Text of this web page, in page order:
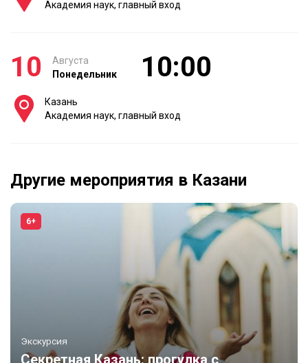
Академия наук, главный вход
10
Августа
Понедельник
10:00
Казань
Академия наук, главный вход
Другие мероприятия в Казани
6+
Экскурсия
Секретная Казань: прогулка с